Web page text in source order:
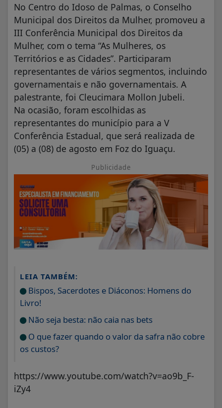
No Centro do Idoso de Palmas, o Conselho
Municipal dos Direitos da Mulher, promoveu a
III Conferência Municipal dos Direitos da
Mulher, com o tema “As Mulheres, os
Territórios e as Cidades”. Participaram
representantes de vários segmentos, incluindo
governamentais e não governamentais. A
palestrante, foi Cleucimara Mollon Jubeli.
Na ocasião, foram escolhidas as
representantes do município para a V
Conferência Estadual, que será realizada de
(05) a (08) de agosto em Foz do Iguaçu.
Publicidade
LEIA TAMBÉM:
Bispos, Sacerdotes e Diáconos: Homens do
Livro!
Não seja besta: não caia nas bets
O que fazer quando o valor da safra não cobre
os custos?
https://www.youtube.com/watch?v=ao9b_F-
iZy4